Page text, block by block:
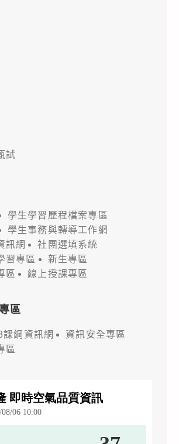
試
學生學習歷程檔案專區
學生事務與轉導工作網
訊網
社團選填系統
習專區
新生專區
區
線上授課專區
區
綱資訊網
資訊安全專區
區